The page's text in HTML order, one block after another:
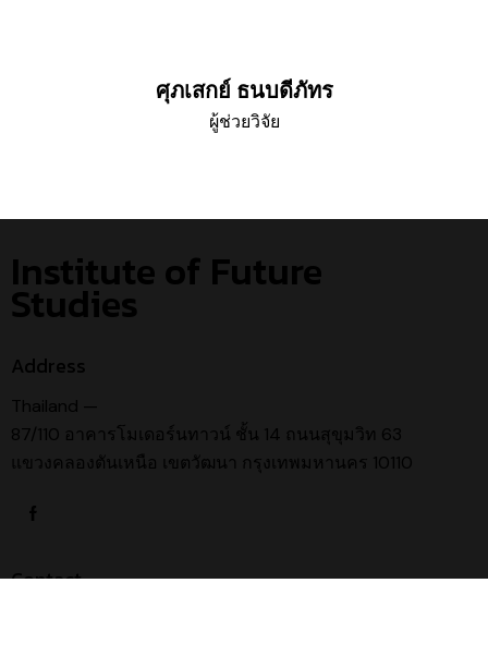
ศุภเสกย์ ธนบดีภัทร
ผู้ช่วยวิจัย
Institute of Future
Studies
Address
Thailand —
87/110 อาคารโมเดอร์นทาวน์ ชั้น 14 ถนนสุขุมวิท 63
แขวงคลองตันเหนือ เขตวัฒนา กรุงเทพมหานคร 10110
Contact